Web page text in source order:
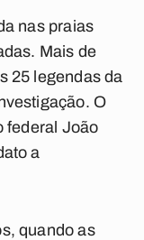
nas praias
Mais de
25 legendas da
O
federal João
a
quando as